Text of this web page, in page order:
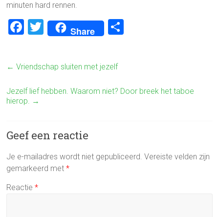
minuten hard rennen.
F
b
o
ok
T
wi
er
Share
← Vriendschap sluiten met jezelf
Jezelf lief hebben. Waarom niet? Door breek het taboe
hierop. →
Geef een reactie
Je e-mailadres wordt niet gepubliceerd. Vereiste velden zijn
gemarkeerd met*
Reactie*